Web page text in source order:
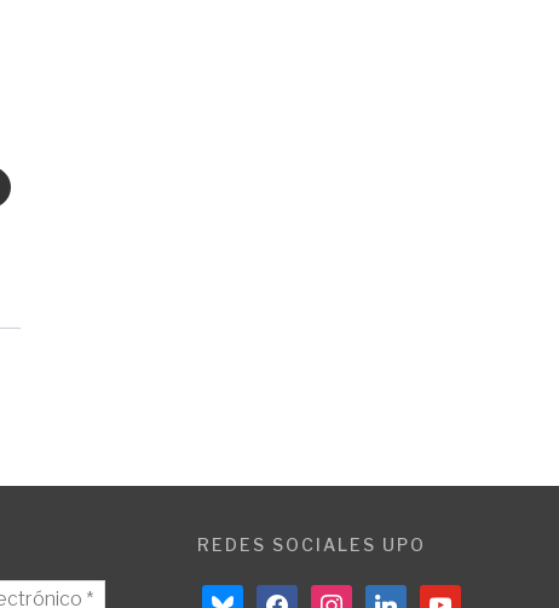
REDES SOCIALES UPO
blueskyfacebookinstagramlinkedin youtube